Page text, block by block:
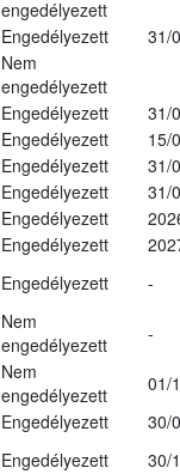
engedélyezett
Engedélyezett
31/
Nem
engedélyezett
Engedélyezett
31/
Engedélyezett
15/
Engedélyezett
31/
Engedélyezett
31/
Engedélyezett
Engedélyezett
Engedélyezett -
Nem
engedélyezett
-
Nem
engedélyezett
01/
Engedélyezett
30/
Engedélyezett
30/